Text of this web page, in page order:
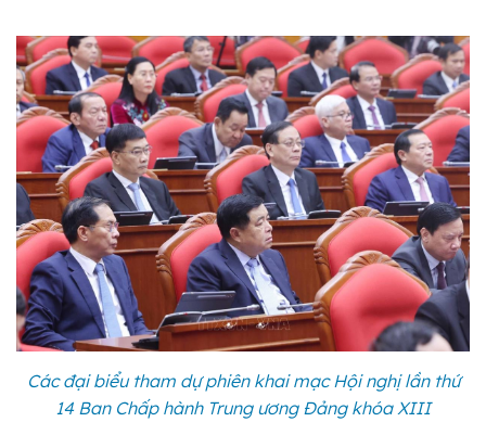
Các đại biểu tham dự phiên khai mạc Hội nghị lần thứ
14 Ban Chấp hành Trung ương Đảng khóa XIII